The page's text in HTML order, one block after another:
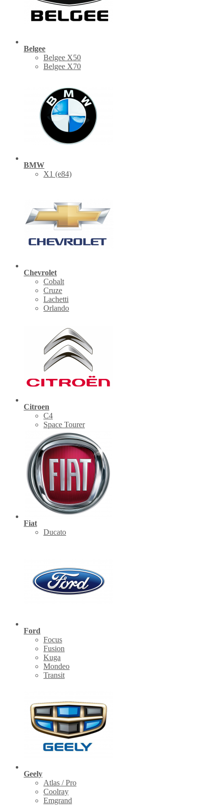
Belgee
Belgee X50
Belgee X70
BMW
X1 (е84)
Chevrolet
Cobalt
Cruze
Lachetti
Orlando
Citroen
C4
Space Tourer
Fiat
Ducato
Ford
Focus
Fusion
Kuga
Mondeo
Transit
Geely
Atlas / Pro
Coolray
Emgrand